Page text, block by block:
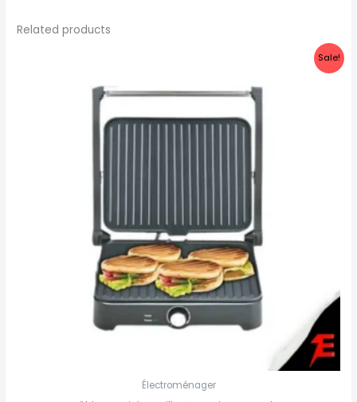
Related products
Sale!
Électroménager
$58.99.$48.99.